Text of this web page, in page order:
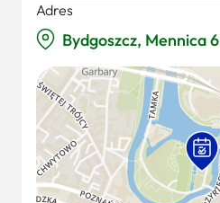
Adres
Bydgoszcz, Mennica 6